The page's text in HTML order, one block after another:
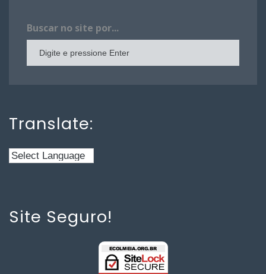
Buscar no site por...
Translate:
Site Seguro!